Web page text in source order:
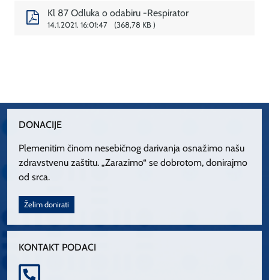
Kl 87 Odluka o odabiru -Respirator
14.1.2021. 16:01:47 368,78 KB
DONACIJE
Plemenitim činom nesebičnog darivanja osnažimo našu
zdravstvenu zaštitu. „Zarazimo“ se dobrotom, donirajmo
od srca.
Želim donirati
KONTAKT PODACI